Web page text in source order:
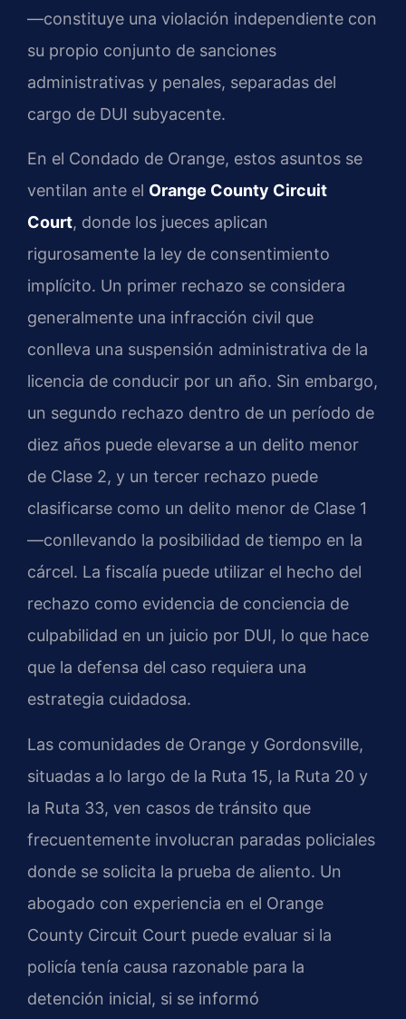
—constituye una violación independiente con
su propio conjunto de sanciones
administrativas y penales, separadas del
cargo de DUI subyacente.
En el Condado de Orange, estos asuntos se
ventilan ante el Orange County Circuit
Court, donde los jueces aplican
rigurosamente la ley de consentimiento
implícito. Un primer rechazo se considera
generalmente una infracción civil que
conlleva una suspensión administrativa de la
licencia de conducir por un año. Sin embargo,
un segundo rechazo dentro de un período de
diez años puede elevarse a un delito menor
de Clase 2, y un tercer rechazo puede
clasificarse como un delito menor de Clase 1
—conllevando la posibilidad de tiempo en la
cárcel. La fiscalía puede utilizar el hecho del
rechazo como evidencia de conciencia de
culpabilidad en un juicio por DUI, lo que hace
que la defensa del caso requiera una
estrategia cuidadosa.
Las comunidades de Orange y Gordonsville,
situadas a lo largo de la Ruta 15, la Ruta 20 y
la Ruta 33, ven casos de tránsito que
frecuentemente involucran paradas policiales
donde se solicita la prueba de aliento. Un
abogado con experiencia en el Orange
County Circuit Court puede evaluar si la
policía tenía causa razonable para la
detención inicial, si se informó